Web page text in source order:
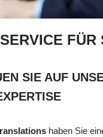
FÜR
SIE AUF
haben Sie